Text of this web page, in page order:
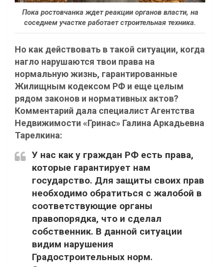
Пока ростовчанка ждет реакции органов власти, на
соседнем участке работает строительная техника.
Но как действовать в такой ситуации, когда
нагло нарушаются твои права на
нормальную жизнь, гарантированные
Жилищным кодексом РФ и еще целым
рядом законов и нормативных актов?
Комментарий дала специалист Агентства
Недвижимости «Гринас» Галина Аркадьевна
Тарелкина:
У нас как у граждан РФ есть права,
которые гарантирует нам
государство. Для защиты своих прав
необходимо обратиться с жалобой в
соответствующие органы
правопорядка, что и сделал
собственник. В данной ситуации
видим нарушения
Градостроительных норм.